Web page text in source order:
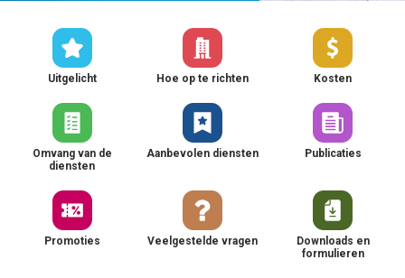
Uitgelicht Hoe op te richten Kosten
Omvang van de
diensten
Aanbevolen diensten Publicaties
Promoties Veelgestelde vragen
Downloads en
formulieren